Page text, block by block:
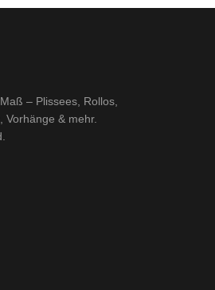
– Plissees, Rollos,
Vorhänge & mehr.